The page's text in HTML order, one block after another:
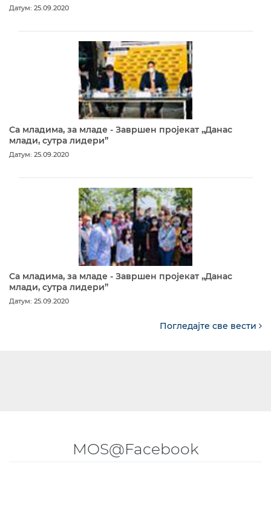
Датум: 25.09.2020
Са младима, за младе - Завршен пројекат „Данас
млади, сутра лидери”
Датум: 25.09.2020
Са младима, за младе - Завршен пројекат „Данас
млади, сутра лидери”
Датум: 25.09.2020
Погледајте све вести
MOS@Facebook